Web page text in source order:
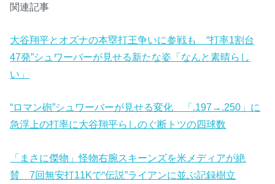
関連記事
大谷翔平とオズナの本塁打王争いに参戦も “打率1割台
47発”シュワーバーが見せる新たな姿「なんと素晴らし
い」
“ロマン砲”シュワーバーが見せる変化 「.197→.250」に
急浮上の打率に大谷翔平らしのぐ断トツの四球数
「まさに傑物」怪物右腕スキーンズを米メディアが絶
賛 7回無安打11Kで“伝説”ライアンに並ぶ記録樹立